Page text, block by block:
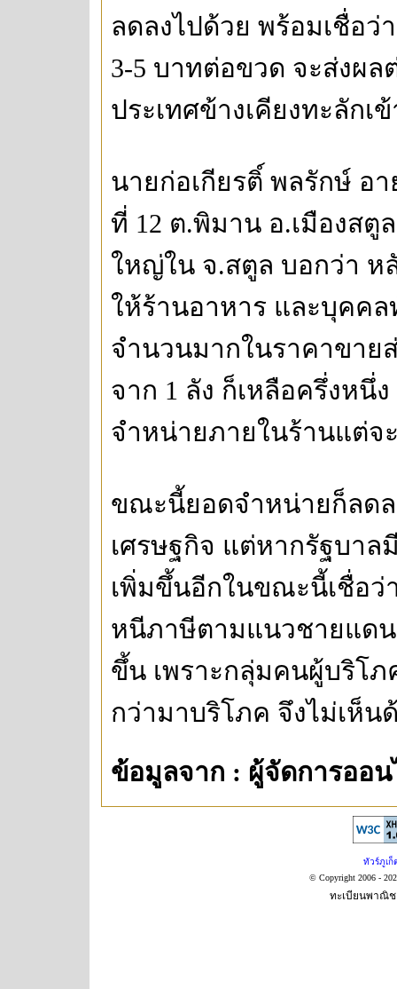
ลดลงไปด้วย พร้อมเชื่อว่
3-5 บาทต่อขวด จะส่งผล
ประเทศข้างเคียงทะลัก
นายก่อเกียรติ์ พลรักษ์ อา
ที่ 12 ต.พิมาน อ.เมืองสตู
ใหญ่ใน จ.สตูล บอกว่า ห
ให้ร้านอาหาร และบุคค
จำนวนมากในราคาขาย
จาก 1 ลัง ก็เหลือครึ่งหนึ่
จำหน่ายภายในร้านแต่จ
ขณะนี้ยอดจำหน่ายก็ลดล
เศรษฐกิจ แต่หากรัฐบา
เพิ่มขึ้นอีกในขณะนี้เชื่อ
หนีภาษีตามแนวชายแดน
ขึ้น เพราะกลุ่มคนผู้บริโ
กว่ามาบริโภค จึงไม่เห็
ข้อมูลจาก : ผู้จัดการออน
ทัวร์ภูเก็
© Copyright 2006 -
ทะเบียนพาณิช